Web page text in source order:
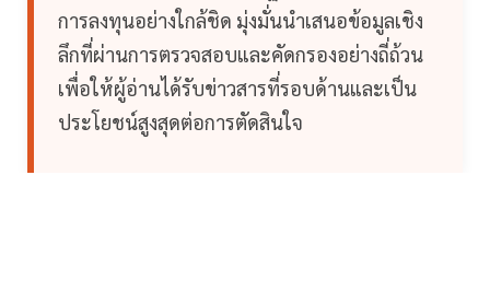
การลงทุนอย่างใกล้ชิด มุ่งมั่นนำเสนอข้อมูลเชิง
ลึกที่ผ่านการตรวจสอบและคัดกรองอย่างถี่ถ้วน
เพื่อให้ผู้อ่านได้รับข่าวสารที่รอบด้านและเป็น
ประโยชน์สูงสุดต่อการตัดสินใจ